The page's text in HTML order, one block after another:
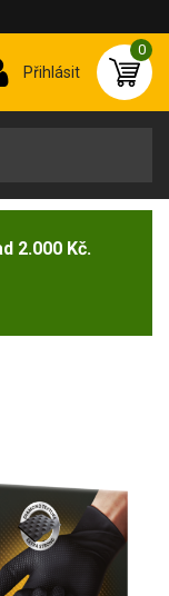
Přihlásit
0
2.000 Kč.